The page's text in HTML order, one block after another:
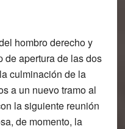
hombro derecho y
de apertura de las dos
culminación de la
a un nuevo tramo al
la siguiente reunión
de momento, la